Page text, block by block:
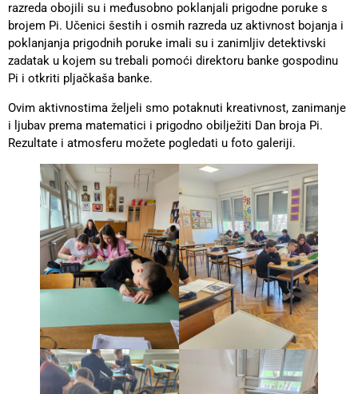
razreda obojili su i međusobno poklanjali prigodne poruke s
brojem Pi. Učenici šestih i osmih razreda uz aktivnost bojanja i
poklanjanja prigodnih poruke imali su i zanimljiv detektivski
zadatak u kojem su trebali pomoći direktoru banke gospodinu
Pi i otkriti pljačkaša banke.
Ovim aktivnostima željeli smo potaknuti kreativnost, zanimanje
i ljubav prema matematici i prigodno obilježiti Dan broja Pi.
Rezultate i atmosferu možete pogledati u foto galeriji.